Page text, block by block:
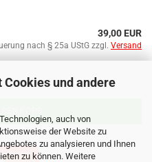
Cookies und andere
auch von
der Website zu
zu analysieren und Ihnen
zu können. Weitere
39,00 EUR
nach § 25a UStG zzgl. Versand